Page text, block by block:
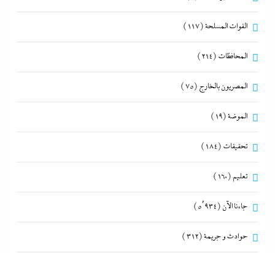
القوات المسلحة(117)
المحافظات (214)
المصريون بالخارج (75)
الموضة(19)
تحقيقات (184)
تعليم (160)
جاءنا الآن (5٬934)
حوادث و جريمة(312)